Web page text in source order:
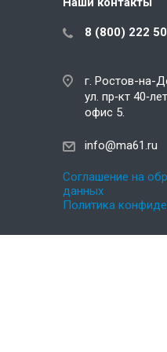
8 (800) 222
г. Ростов-на-
ул. пр‑кт
офис 5.
info@ma61.ru
Соглашение на
данных
Политика